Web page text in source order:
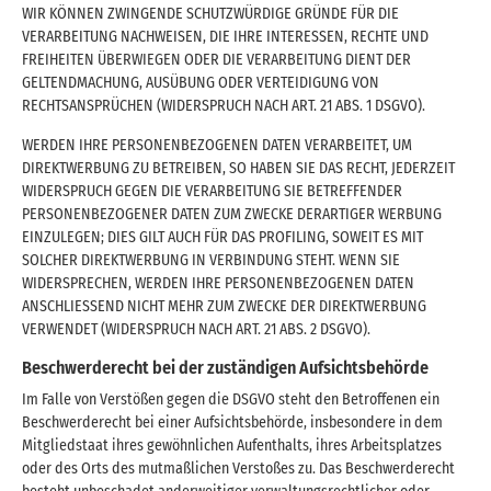
WIR KÖNNEN ZWINGENDE SCHUTZWÜRDIGE GRÜNDE FÜR DIE
VERARBEITUNG NACHWEISEN, DIE IHRE INTERESSEN, RECHTE UND
FREIHEITEN ÜBERWIEGEN ODER DIE VERARBEITUNG DIENT DER
GELTENDMACHUNG, AUSÜBUNG ODER VERTEIDIGUNG VON
RECHTSANSPRÜCHEN (WIDERSPRUCH NACH ART. 21 ABS. 1 DSGVO).
WERDEN IHRE PERSONENBEZOGENEN DATEN VERARBEITET, UM
DIREKTWERBUNG ZU BETREIBEN, SO HABEN SIE DAS RECHT, JEDERZEIT
WIDERSPRUCH GEGEN DIE VERARBEITUNG SIE BETREFFENDER
PERSONENBEZOGENER DATEN ZUM ZWECKE DERARTIGER WERBUNG
EINZULEGEN; DIES GILT AUCH FÜR DAS PROFILING, SOWEIT ES MIT
SOLCHER DIREKTWERBUNG IN VERBINDUNG STEHT. WENN SIE
WIDERSPRECHEN, WERDEN IHRE PERSONENBEZOGENEN DATEN
ANSCHLIESSEND NICHT MEHR ZUM ZWECKE DER DIREKTWERBUNG
VERWENDET (WIDERSPRUCH NACH ART. 21 ABS. 2 DSGVO).
Beschwerde­recht bei der zuständigen Aufsichts­behörde
Im Falle von Verstößen gegen die DSGVO steht den Betroffenen ein
Beschwerderecht bei einer Aufsichtsbehörde, insbesondere in dem
Mitgliedstaat ihres gewöhnlichen Aufenthalts, ihres Arbeitsplatzes
oder des Orts des mutmaßlichen Verstoßes zu. Das Beschwerderecht